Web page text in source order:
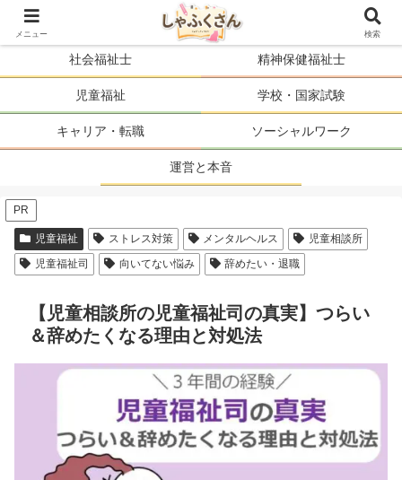
ソーシャルワーカーの人生を、まるごと支える。
社会福祉士 精神保健福祉士
児童福祉 学校・国家試験
キャリア・転職 ソーシャルワーク
運営と本音
PR
児童福祉 ストレス対策 メンタルヘルス
児童相談所
児童福祉司
向いてない悩み 辞めたい・退職
【児童相談所の児童福祉司の真実】つらい
＆辞めたくなる理由と対処法
メニュー 検索